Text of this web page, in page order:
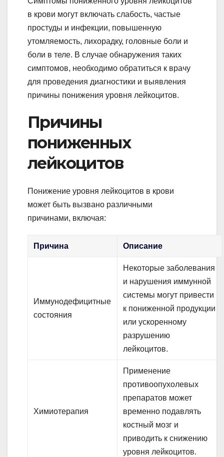
в крови могут включать слабость, частые
простуды и инфекции, повышенную
утомляемость, лихорадку, головные боли и
боли в теле. В случае обнаружения таких
симптомов, необходимо обратиться к врачу
для проведения диагностики и выявления
причины понижения уровня лейкоцитов.
Причины
пониженных
лейкоцитов
Понижение уровня лейкоцитов в крови
может быть вызвано различными
причинами, включая:
Причина Описание
Иммунодефицитные
состояния
Некоторые заболевания
и нарушения иммунной
системы могут привести
к пониженной продукции
или ускоренному
разрушению
лейкоцитов.
Химиотерапия
Применение
противоопухолевых
препаратов может
временно подавлять
костный мозг и
приводить к снижению
уровня лейкоцитов.